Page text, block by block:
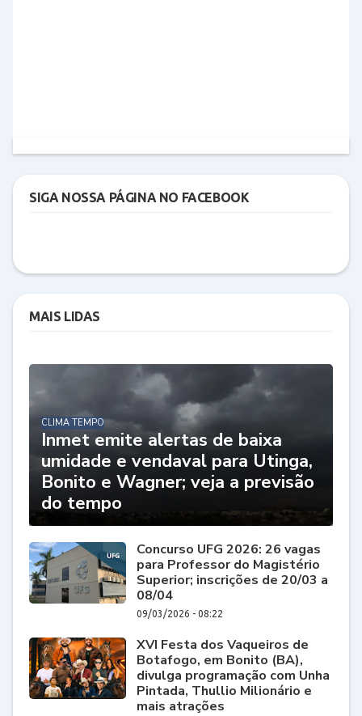
SIGA NOSSA PÁGINA NO FACEBOOK
MAIS LIDAS
CLIMA TEMPO
Inmet emite alertas de baixa
umidade e vendaval para Utinga,
Bonito e Wagner; veja a previsão
do tempo
Concurso UFG 2026: 26 vagas
para Professor do Magistério
Superior; inscrições de 20/03 a
08/04
09/03/2026 - 08:22
XVI Festa dos Vaqueiros de
Botafogo, em Bonito (BA),
divulga programação com Unha
Pintada, Thullio Milionário e
mais atrações